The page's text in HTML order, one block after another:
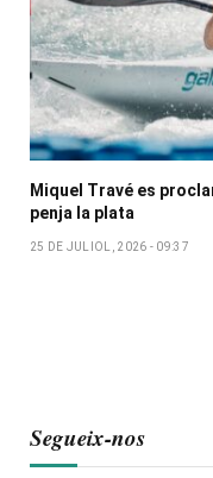
Miquel Travé es
penja la plata
25 DE JULIOL, 2026 - 09:37
Segueix-nos